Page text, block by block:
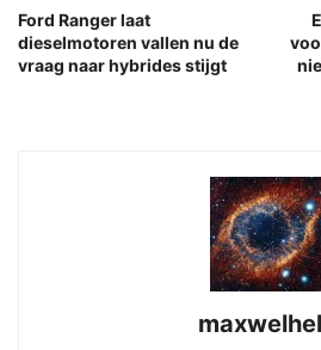
Ford Ranger laat
dieselmotoren vallen nu de
vraag naar hybrides stijgt